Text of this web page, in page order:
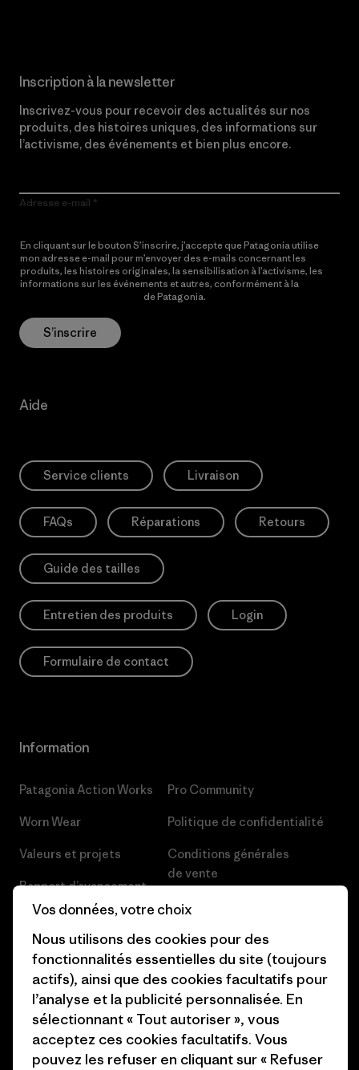
Inscription à la newsletter
Inscrivez-vous pour recevoir des actualités sur nos
produits, des histoires uniques, des informations sur
l’activisme, des événements et bien plus encore.
Adresse e-mail
En cliquant sur le bouton S’inscrire, j’accepte que Patagonia utilise
mon adresse e-mail pour m’envoyer des e-mails concernant les
produits, les histoires originales, la sensibilisation à l’activisme, les
informations sur les événements et autres, conformément à la
de Patagonia.
S’inscrire
Aide
Service clients Livraison
FAQs Réparations Retours
Guide des tailles
Entretien des produits Login
Formulaire de contact
Information
Patagonia Action Works
Worn Wear
Valeurs et projets
Rapport d’avancement
Business Unusual
Objectifs climatiques
1% For The Planet
Comment nous finançons
Cartes cadeaux
Pro Community
Politique de confidentialité
Conditions générales
de vente
Préférences de cookie
Carrières
Presse et media
Industry program
Programme d’affiliation
Patagonia France Plan du site
Vos données, votre choix
Nous utilisons des cookies pour des
fonctionnalités essentielles du site (toujours
actifs), ainsi que des cookies facultatifs pour
l’analyse et la publicité personnalisée. En
sélectionnant « Tout autoriser », vous
acceptez ces cookies facultatifs. Vous
pouvez les refuser en cliquant sur « Refuser